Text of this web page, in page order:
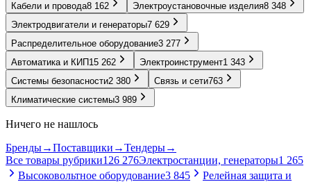
Кабели и провода8 162 Электроустановочные изделия8 348
Электродвигатели и генераторы7 629
Распределительное оборудование3 277
Автоматика и КИП 15 262 Электроинструмент1 343
Системы безопасности2 380 Связь и сети763
Климатические системы3 989
Ничего не нашлось
Бренды→Поставщики →Тендеры→
Все товары рубрики126 276Электростанции, генераторы1 265
Высоковольтное оборудование3 845
Релейная защита и